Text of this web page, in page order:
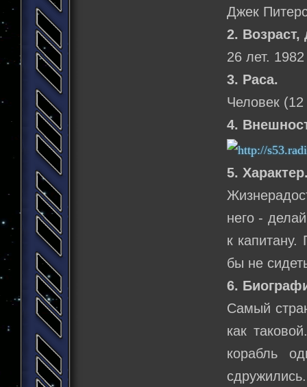
Джек
2. Возраст,
26 лет.
3. Раса.
Человек
4.
5.
него -
к
бы не
6.
Самый
как
корабль